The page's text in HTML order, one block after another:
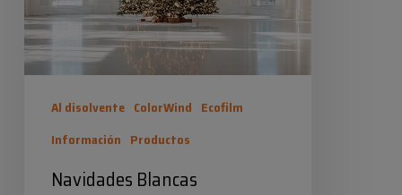
Al disolvente ColorWind Ecofilm
Información Productos
Navidades Blancas